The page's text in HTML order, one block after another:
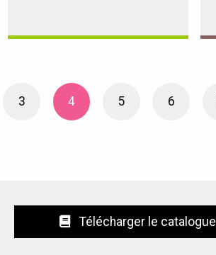
3 4 5 6
Télécharger le catalogue